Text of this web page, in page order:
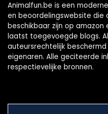
Animalfun.be is een
en beoordelingswebsite
beschikbaar zijn op
laatst toegevoegde blogs.
auteursrechtelijk
eigenaren. Alle geciteerde
respectievelijke bronnen.